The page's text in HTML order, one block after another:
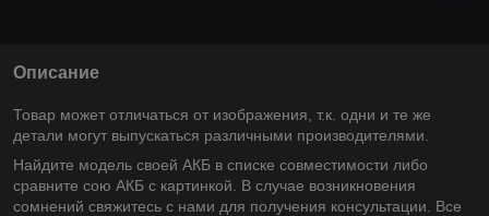
Описание
Товар может отличаться от изображения, т.к. одни и те же
детали могут выпускаться различными производителями.
Найдите модель своей АКБ в списке совместимости либо
сравните сою АКБ с картинкой. В случае возникновения
сомнений свяжитесь с нами для получения консультации. Все